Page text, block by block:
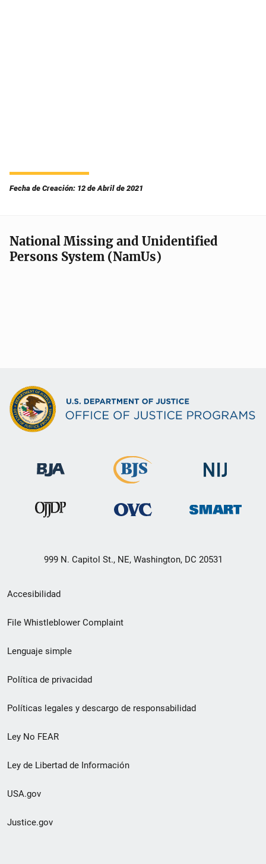
Fecha de Creación: 12 de Abril de 2021
National Missing and Unidentified
Persons System (NamUs)
999 N. Capitol St., NE, Washington, DC 20531
Menú
de
de
pie
de
página
Accesibilidad
File Whistleblower Complaint
Lenguaje simple
Política de privacidad
Políticas legales y descargo de responsabilidad
Ley No FEAR
Ley de Libertad de Información
USA.gov
Justice.gov